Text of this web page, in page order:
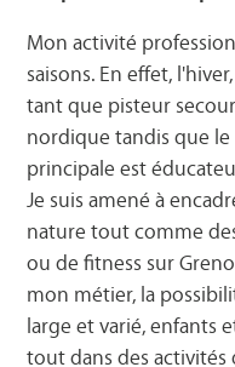
Mon activité
saisons. En effet,
tant que pisteur
nordique tandis que
principale est
Je suis amené à
nature tout comme
ou de fitness sur
mon métier, la
large et varié, enfants
tout dans des